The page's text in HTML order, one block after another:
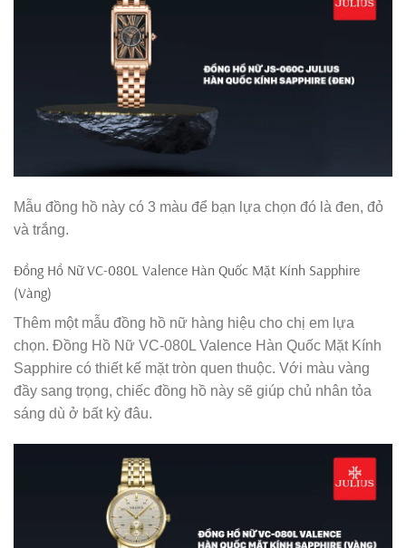
Mẫu đồng hồ này có 3 màu để bạn lựa chọn đó là đen, đỏ
và trắng.
Đồng Hồ Nữ VC-080L Valence Hàn Quốc Mặt Kính Sapphire
(Vàng)
Thêm một mẫu đồng hồ nữ hàng hiệu cho chị em lựa
chọn. Đồng Hồ Nữ VC-080L Valence Hàn Quốc Mặt Kính
Sapphire có thiết kế mặt tròn quen thuộc. Với màu vàng
đầy sang trọng, chiếc đồng hồ này sẽ giúp chủ nhân tỏa
sáng dù ở bất kỳ đâu.